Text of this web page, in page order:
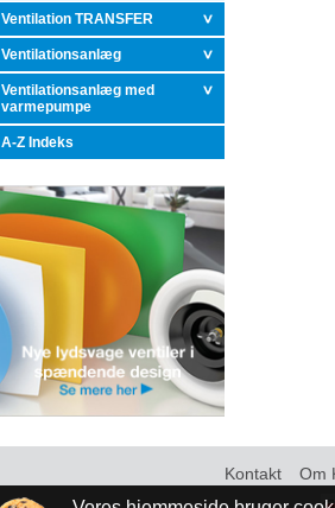
Ventilation TRANSFER
Ventilationsanlæg
Ventilationsanlæg med
varmepumpe
A-Z Indeks
Kontakt Om